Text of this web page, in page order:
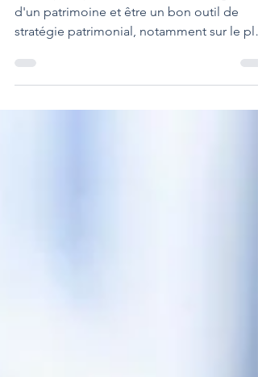
savoir
La SCI peut permettre de faciliter la gestion
fiscal.